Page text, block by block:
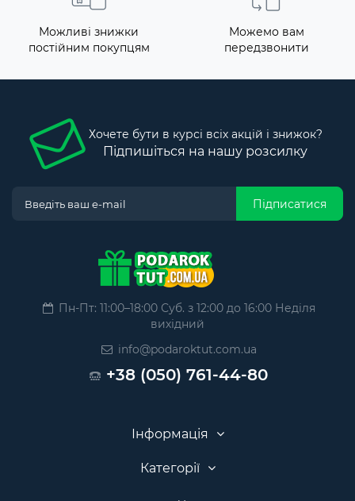
Можливі знижки
постійним покупцям
Можемо вам
передзвонити
Хочете бути в курсі всіх акцій і знижок?
Підпишіться на нашу розсилку
Підписатися
Пн-Пт: 11:00–18:00 Суб. з 12:00 до 16:00 Неділя
вихідний
info@podaroktut.com.ua
+38 (050) 761-44-80
Інформація
Категорії